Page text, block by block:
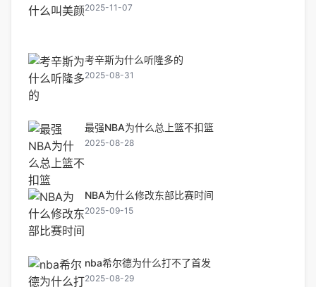
2025-11-07
考辛斯为什么听隆多的
2025-08-31
最强NBA为什么总上篮不扣篮
2025-08-28
NBA为什么修改东部比赛时间
2025-09-15
nba希尔德为什么打不了首发
2025-08-29